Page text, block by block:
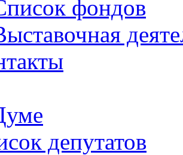
фондов
депутатов